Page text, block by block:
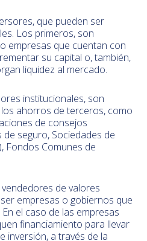
que pueden ser
Los primeros, son
empresas que cuentan con
su capital o, también,
liquidez al mercado.
institucionales, son
ahorros de terceros, como
de consejos
seguro, Sociedades de
Fondos Comunes de
de valores
empresas o gobiernos que
el caso de las empresas
financiamiento para llevar
inversión, a través de la